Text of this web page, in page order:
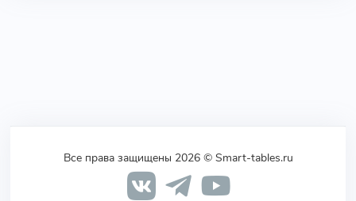
Все права защищены 2026 © Smart-tables.ru